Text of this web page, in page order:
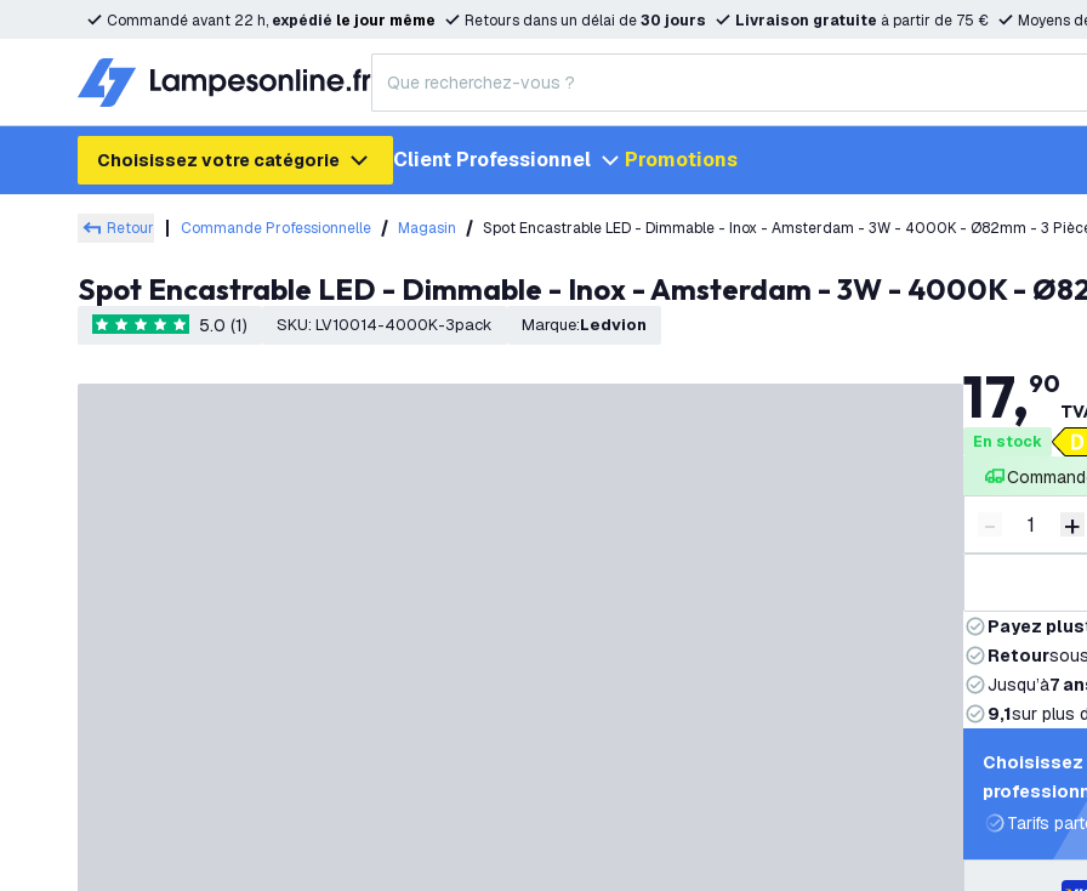
Commandé avant 22 h, expédié le jour même Retours dans un délai de30 jours Livraison gratuite à partir de 75 € Moyens
Choisissez votre catégorie Client Professionnel Promotions
Retour Commande Professionnelle Magasin Spot Encastrable LED - Dimmable - Inox - Amsterdam - 3W - 4000K - Ø82mm - 3
Spot Encastrable LED - Dimmable - Inox - Amsterdam - 3W - 4000K -
5 étoiles de notation
5.0 (1) SKU: LV10014-4000K-3pack Marque: Ledvion
17,90
En stock
Diminuer
- +
Payez plus
Retour
Jusqu’à7
9,1sur plus
Tarifs